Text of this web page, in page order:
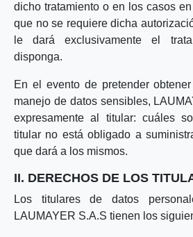
dicho tratamiento o en los casos
que no se requiere dicha
le dará exclusivamente el
disponga.
En el evento de pretender
manejo de datos sensibles,
expresamente al titular: cuáles
titular no está obligado a
que dará a los mismos.
II. DERECHOS DE LOS
Los titulares de datos
LAUMAYER S.A.S tienen los